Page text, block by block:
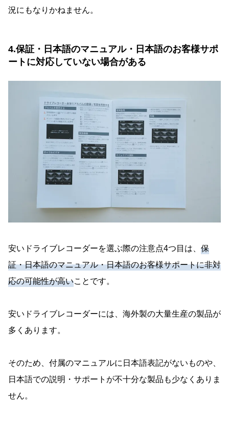
況にもなりかねません。
4.保証・日本語のマニュアル・日本語のお客様サポ
ートに対応していない場合がある
安いドライブレコーダーを選ぶ際の注意点4つ目は、 保
証・日本語のマニュアル・日本語のお客様サポートに非対
応の可能性が高いことです。
安いドライブレコーダーには、海外製の大量生産の製品が
多くあります。
そのため、付属のマニュアルに日本語表記がないものや、
日本語での説明・サポートが不十分な製品も少なくありま
せん。